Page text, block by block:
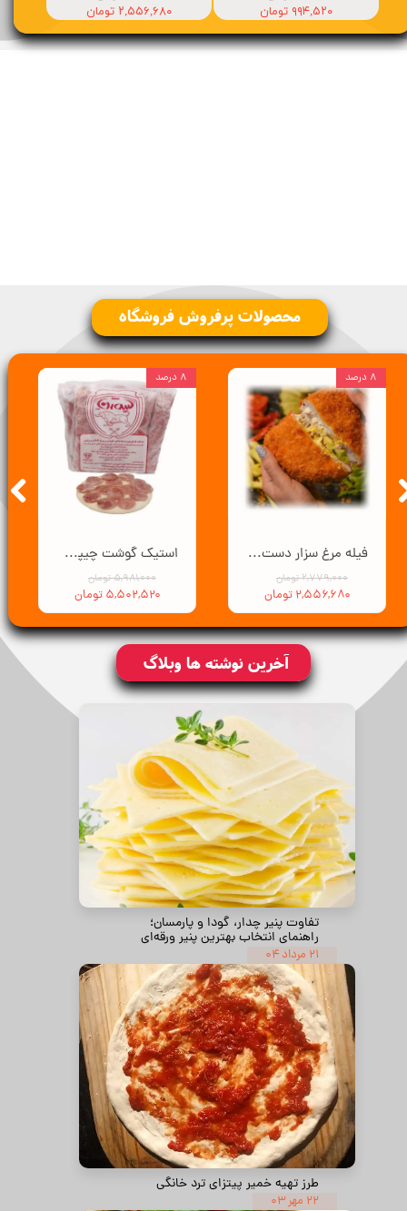
۲,۵۵۶,۶۸۰ تومان ۹۹۴,۵۲۰ تومان
محصولات پرفروش فروشگاه
استیک گوشت چیپسی سورن - 3 کیلوگرم
۵,۹۸۱,۰۰۰ تومان
۵,۵۰۲,۵۲۰ تومان
۸ درصد
فیله مرغ سزار دست ساز - 3 کیلوگرم
۲,۷۷۹,۰۰۰ تومان
۲,۵۵۶,۶۸۰ تومان
۸ درصد
تفاوت پنیر چدار، گودا و پارمسان؛
راهنمای انتخاب بهترین پنیر ورقه‌ای
۲۱ مرداد ۰۴
طرز تهیه خمیر پیتزای ترد خانگی
۲۲ مهر ۰۳
آخرین نوشته ها وبلاگ